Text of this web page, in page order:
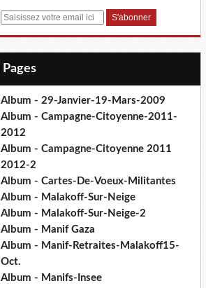
E
Pages
Album - 29-Janvier-19-Mars-2009
Album - Campagne-Citoyenne-2011-
2012
Album - Campagne-Citoyenne 2011
2012-2
Album - Cartes-De-Voeux-Militantes
Album - Malakoff-Sur-Neige
Album - Malakoff-Sur-Neige-2
Album - Manif Gaza
Album - Manif-Retraites-Malakoff15-
Oct.
Album - Manifs-Insee